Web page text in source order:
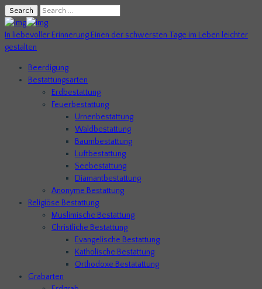
Search
In liebevoller Erinnerung Einen der schwersten Tage im Leben leichter
gestalten
Beerdigung
Bestattungsarten
Erdbestattung
Feuerbestattung
Urnenbestattung
Waldbestattung
Baumbestattung
Luftbestattung
Seebestattung
Diamantbestattung
Anonyme Bestattung
Religiöse Bestattung
Muslimische Bestattung
Christliche Bestattung
Evangelische Bestattung
Katholische Bestattung
Orthodoxe Bestatattung
Grabarten